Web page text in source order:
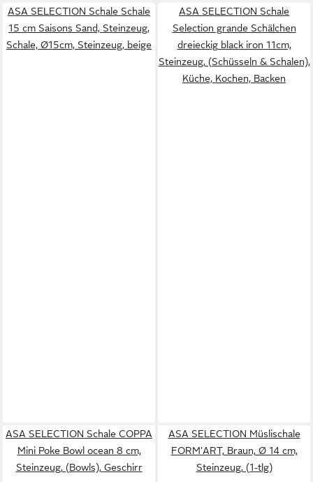
ASA SELECTION Schale Schale
15 cm Saisons Sand, Steinzeug,
Schale, Ø15cm, Steinzeug, beige
ASA SELECTION Schale
Selection grande Schälchen
dreieckig black iron 11cm,
Steinzeug, (Schüsseln & Schalen),
Küche, Kochen, Backen
ASA SELECTION Schale COPPA
Mini Poke Bowl ocean 8 cm,
Steinzeug, (Bowls), Geschirr
ASA SELECTION Müslischale
FORM'ART, Braun, Ø 14 cm,
Steinzeug, (1-tlg)